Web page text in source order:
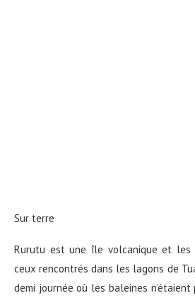
Sur terre
Rurutu est une île volcanique et les
ceux rencontrés dans les lagons de
demi journée où les baleines